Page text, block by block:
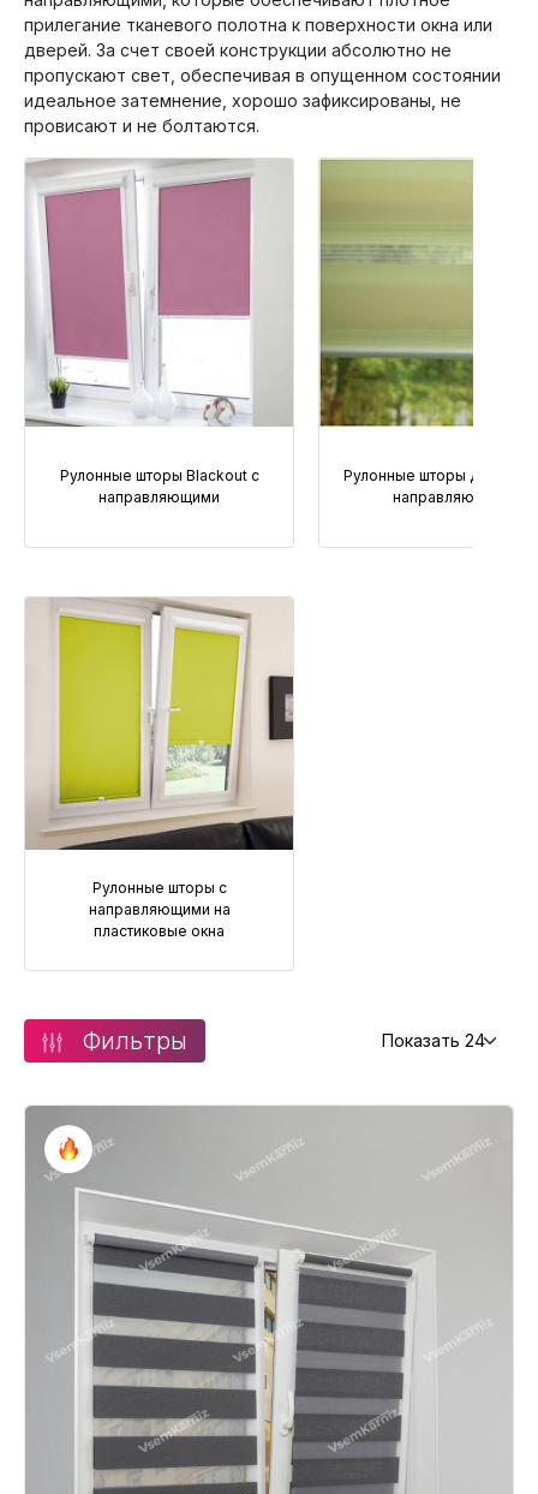
прилегание тканевого полотна к поверхности окна или
дверей. За счет своей конструкции абсолютно не
пропускают свет, обеспечивая в опущенном состоянии
идеальное затемнение, хорошо зафиксированы, не
провисают и не болтаются.
Рулонные шторы Blackout с
направляющими
Рулонные шторы День-
направляющими
Рулонные шторы с
направляющими на
пластиковые окна
Фильтры